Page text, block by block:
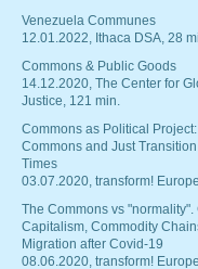
Venezuela Communes
12.01.2022, Ithaca DSA, 28
Commons & Public Goods
14.12.2020, The Center for
Justice, 121 min.
Commons as Political Project:
Commons and Just
Times
03.07.2020, transform!
The Commons vs "normality".
Capitalism, Commodity
Migration after Covid-19
08.06.2020, transform!